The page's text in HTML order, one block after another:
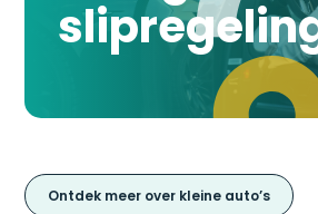
Ontdek meer over kleine auto’s